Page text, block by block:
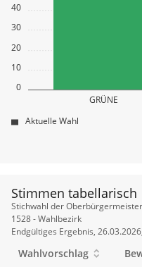
0
10
20
30
40
GRÜNE
Aktuelle Wahl
Stimmen tabellarisch
Stimmen
tabellarisch
Stichwahl der
1528 - Wahlbezirk
Endgültiges Ergebnis,
Wahlvorschlag